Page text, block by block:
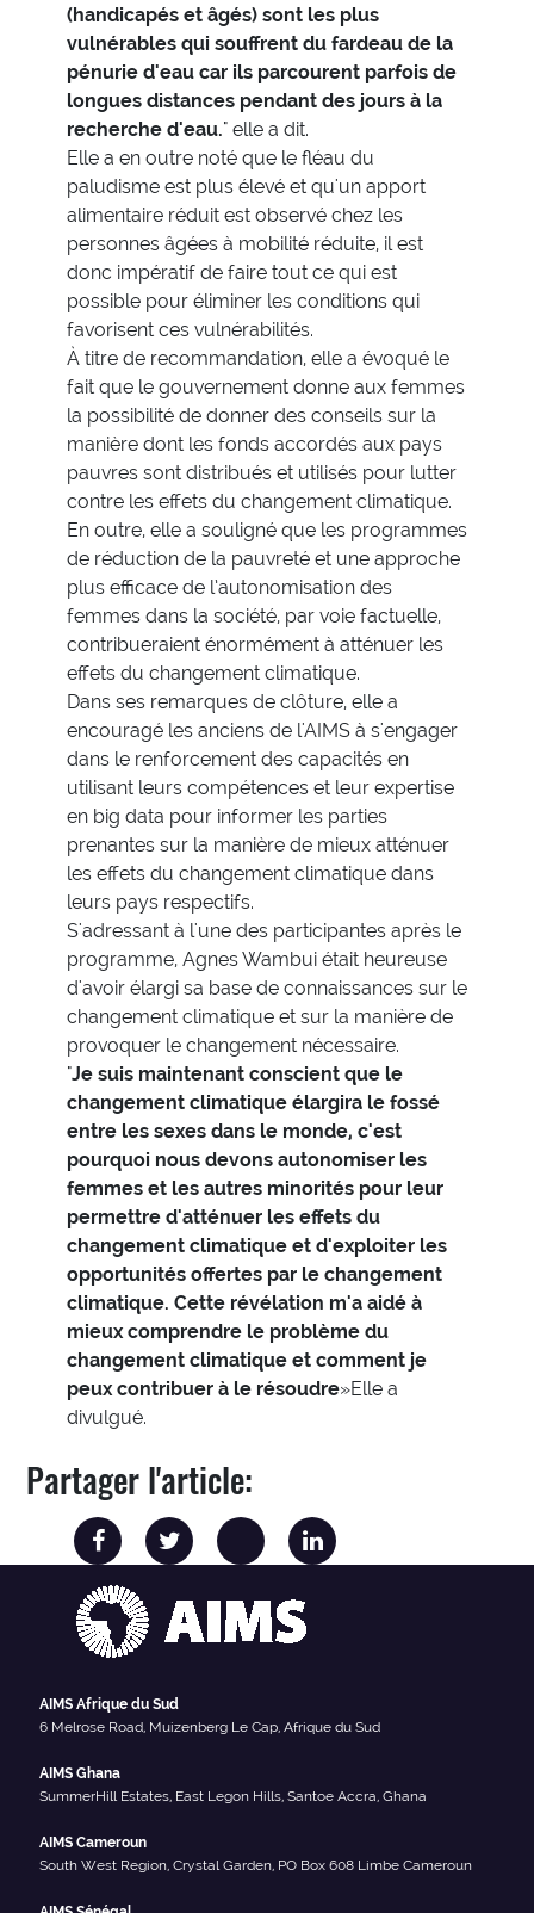
(handicapés et âgés) sont les plus
vulnérables qui souffrent du fardeau de la
pénurie d'eau car ils parcourent parfois de
longues distances pendant des jours à la
recherche d'eau." elle a dit.
Elle a en outre noté que le fléau du
paludisme est plus élevé et qu'un apport
alimentaire réduit est observé chez les
personnes âgées à mobilité réduite, il est
donc impératif de faire tout ce qui est
possible pour éliminer les conditions qui
favorisent ces vulnérabilités.
À titre de recommandation, elle a évoqué le
fait que le gouvernement donne aux femmes
la possibilité de donner des conseils sur la
manière dont les fonds accordés aux pays
pauvres sont distribués et utilisés pour lutter
contre les effets du changement climatique.
En outre, elle a souligné que les programmes
de réduction de la pauvreté et une approche
plus efficace de l’autonomisation des
femmes dans la société, par voie factuelle,
contribueraient énormément à atténuer les
effets du changement climatique.
Dans ses remarques de clôture, elle a
encouragé les anciens de l'AIMS à s'engager
dans le renforcement des capacités en
utilisant leurs compétences et leur expertise
en big data pour informer les parties
prenantes sur la manière de mieux atténuer
les effets du changement climatique dans
leurs pays respectifs.
S'adressant à l'une des participantes après le
programme, Agnes Wambui était heureuse
d'avoir élargi sa base de connaissances sur le
changement climatique et sur la manière de
provoquer le changement nécessaire.
"Je suis maintenant conscient que le
changement climatique élargira le fossé
entre les sexes dans le monde, c'est
pourquoi nous devons autonomiser les
femmes et les autres minorités pour leur
permettre d'atténuer les effets du
changement climatique et d'exploiter les
opportunités offertes par le changement
climatique. Cette révélation m'a aidé à
mieux comprendre le problème du
changement climatique et comment je
peux contribuer à le résoudre»Elle a
divulgué.
Partager l'article:
AIMS Afrique du Sud
6 Melrose Road, Muizenberg Le Cap, Afrique du Sud
AIMS Ghana
SummerHill Estates, East Legon Hills, Santoe Accra, Ghana
AIMS Cameroun
South West Region, Crystal Garden, PO Box 608 Limbe Cameroun